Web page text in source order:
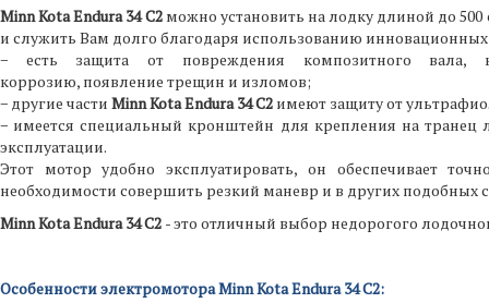
Minn Kota Endura 34 C2можно установить на лодку длиной до 500
и служить Вам долго благодаря использованию
− есть защита от повреждения композитного вала,
коррозию, появление трещин и изломов;
− другие части Minn Kota Endura 34 C2 имеют защиту от
− имеется специальный кронштейн для крепления на транец
эксплуатации.
Этот мотор удобно эксплуатировать, он обеспечивает
необходимости совершить резкий маневр и в других подобных
Minn Kota Endura 34 C2 - это отличный выбор недорогого
Особенности электромотора Minn Kota Endura 34 C2: